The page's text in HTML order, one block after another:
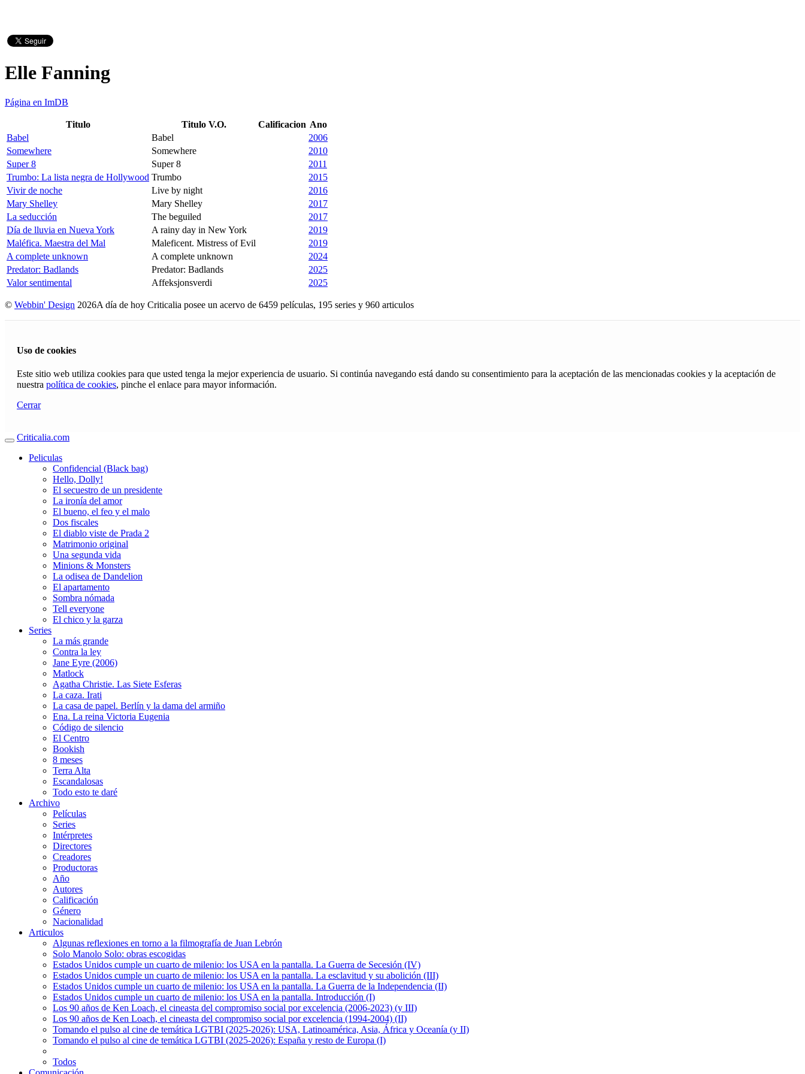
Elle Fanning
Página en ImDB
Titulo Titulo V.O. Calificacion Ano
Babel
Babel
2006
Somewhere
Somewhere
2010
Super 8
Super 8
2011
Trumbo: La lista negra de Hollywood Trumbo
2015
Vivir de noche
Live by night
2016
Mary Shelley
Mary Shelley
2017
La seducción
The beguiled
2017
Día de lluvia en Nueva York
A rainy day in New York
2019
Maléfica. Maestra del Mal
Maleficent. Mistress of Evil
2019
A complete unknown
A complete unknown
2024
Predator: Badlands
Predator: Badlands
2025
Valor sentimental
Affeksjonsverdi 2025
© Webbin' Design 2026A día de hoy Criticalia posee un acervo de 6459 películas, 195 series y 960 articulos
Uso de cookies
Este sitio web utiliza cookies para que usted tenga la mejor experiencia de usuario. Si continúa navegando está dando su consentimiento para la aceptación de las mencionadas cookies y la aceptación de
nuestra política de cookies, pinche el enlace para mayor información.
Cerrar
Criticalia.com
Peliculas
Confidencial (Black bag)
Hello, Dolly!
El secuestro de un presidente
La ironía del amor
El bueno, el feo y el malo
Dos fiscales
El diablo viste de Prada 2
Matrimonio original
Una segunda vida
Minions & Monsters
La odisea de Dandelion
El apartamento
Sombra nómada
Tell everyone
El chico y la garza
Series
La más grande
Contra la ley
Jane Eyre (2006)
Matlock
Agatha Christie. Las Siete Esferas
La caza. Irati
La casa de papel. Berlín y la dama del armiño
Ena. La reina Victoria Eugenia
Código de silencio
El Centro
Bookish
8 meses
Terra Alta
Escandalosas
Todo esto te daré
Archivo
Películas
Series
Intérpretes
Directores
Creadores
Productoras
Año
Autores
Calificación
Género
Nacionalidad
Articulos
Algunas reflexiones en torno a la filmografía de Juan Lebrón
Solo Manolo Solo: obras escogidas
Estados Unidos cumple un cuarto de milenio: los USA en la pantalla. La Guerra de Secesión (IV)
Estados Unidos cumple un cuarto de milenio: los USA en la pantalla. La esclavitud y su abolición (III)
Estados Unidos cumple un cuarto de milenio: los USA en la pantalla. La Guerra de la Independencia (II)
Estados Unidos cumple un cuarto de milenio: los USA en la pantalla. Introducción (I)
Los 90 años de Ken Loach, el cineasta del compromiso social por excelencia (2006-2023) (y III)
Los 90 años de Ken Loach, el cineasta del compromiso social por excelencia (1994-2004) (II)
Tomando el pulso al cine de temática LGTBI (2025-2026): USA, Latinoamérica, Asia, África y Oceanía (y II)
Tomando el pulso al cine de temática LGTBI (2025-2026): España y resto de Europa (I)
Todos